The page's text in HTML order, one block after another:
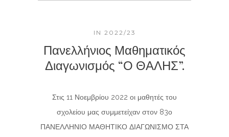
IN 2022/23
Πανελλήνιος Μαθηματικός
Διαγωνισμός “Ο ΘΑΛΗΣ”.
Στις 11 Νοεμβρίου 2022 οι μαθητές του
σχολείου μας συμμετείχαν στον 83ο
ΠΑΝΕΛΛΗΝΙΟ ΜΑΘΗΤΙΚΟ ΔΙΑΓΩΝΙΣΜΟ ΣΤΑ